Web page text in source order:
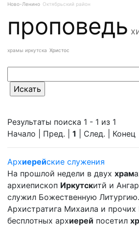
Ново-Ленино Октябрьский район
проповедь
храмы иркутска Христос
Результаты поиска 1 - 1 из 1
Начало | Пред. | 1 | След. | Конец
Архиерейские служения
На прошлой недели в двух храм
архиепископ Иркутскитй и
служил Божественную
Архистратига Михаила и
бесплотных архиерей посетил